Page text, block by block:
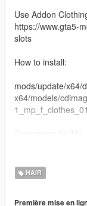
Use Addon
https://www.gta5-
slots
How to install:
mods/update/x64/
x64/models/
1_mp_f_clothes_01
Inspired by
Enjoy :)
HAIR
Première mise en